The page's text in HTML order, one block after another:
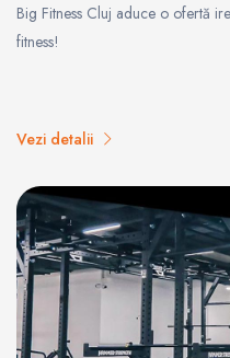
Big Fitness Cluj aduce o ofertă
fitness!
Vezi detalii